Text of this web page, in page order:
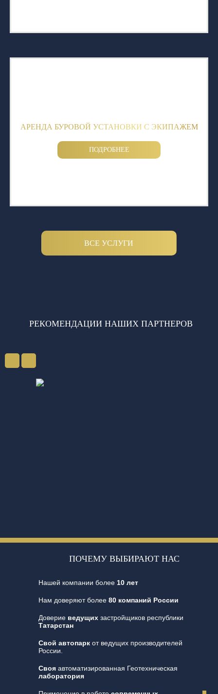
АРЕНДА БУРОВОЙ УСТАНОВКИ С ЭКИПАЖЕМ
ПОДРОБНЕЕ
ВСЕ УСЛУГИ
РЕКОМЕНДАЦИИ НАШИХ ПАРТНЕРОВ
ПОЧЕМУ ВЫБИРАЮТ НАС
Нашей компании более 10 лет
Нам доверяют более 80 компаний России
Доверие ведущихзастройщиков республики
Татарстан
Свой автопаркот ведущих производителей
России.
Свояавтоматизированная Геотехническая
лаборатория